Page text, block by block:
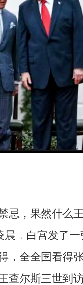
忌，果然什么
晨，白宫发了一
，全全国看得
查尔斯三世到